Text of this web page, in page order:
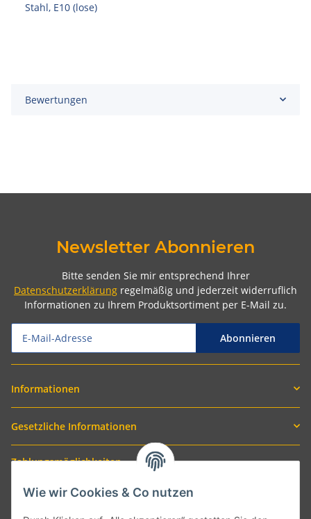
Stahl, E10 (lose)
Bewertungen
Newsletter Abonnieren
Bitte senden Sie mir entsprechend Ihrer
Datenschutzerklärung regelmäßig und jederzeit widerruflich
Informationen zu Ihrem Produktsortiment per E-Mail zu.
Abonnieren
Informationen
Gesetzliche Informationen
Zahlungsmöglichkeiten
Wie wir Cookies & Co nutzen